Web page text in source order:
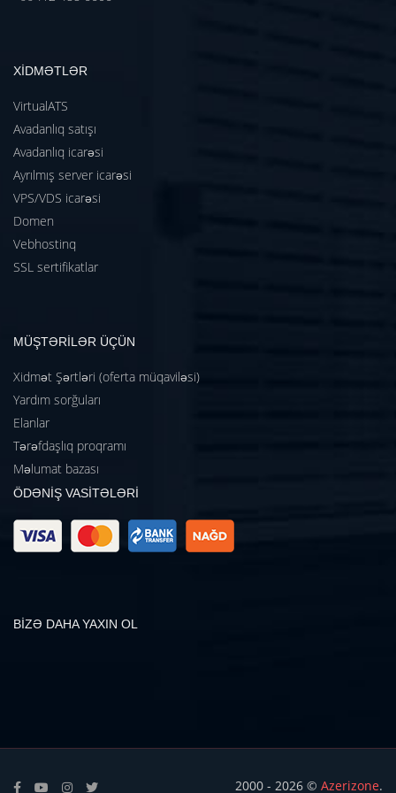
XİDMƏTLƏR
VirtualATS
Avadanlıq satışı
Avadanlıq icarəsi
Ayrılmış server icarəsi
VPS/VDS icarəsi
Domen
Vebhostinq
SSL sertifikatlar
MÜŞTƏRİLƏR ÜÇÜN
Xidmət Şərtləri (oferta müqaviləsi)
Yardım sorğuları
Elanlar
Tərəfdaşlıq proqramı
Məlumat bazası
ÖDƏNİŞ VASİTƏLƏRİ
BİZƏ DAHA YAXIN OL
2000 - 2026 © Azerizone.